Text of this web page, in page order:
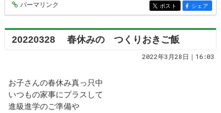
entry7124
パーマリンク entry7124
ポスト entry7124
シェア
20220328 春休みの つくりおきご飯
2022年3月28日｜16:03
お子さんの春休み真っ只中
いつもの家事にプラスして
進級進学のご準備や